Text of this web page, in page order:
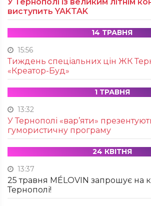
виступить YAKTAK
14 ТРАВНЯ
15:56
Тиждень спеціальних цін ЖК
«Креатор-Буд»
1 ТРАВНЯ
13:32
У Тернополі «вар’яти»
гумористичну програму
24 КВІТНЯ
13:37
25 травня MÉLOVIN запрошує на
Тернополі!